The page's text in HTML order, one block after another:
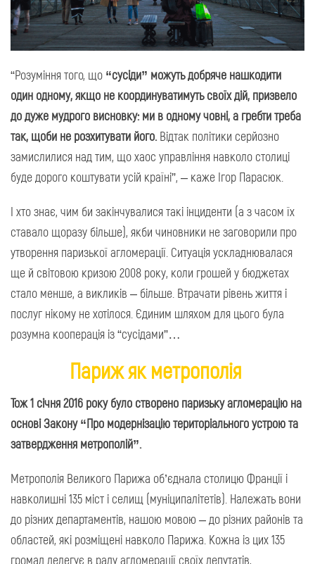
“Розуміння того, що “сусіди” можуть добряче нашкодити
один одному, якщо не координуватимуть своїх дій, призвело
до дуже мудрого висновку: ми в одному човні, а гребти треба
так, щоби не розхитувати його. Відтак політики серйозно
замислилися над тим, що хаос управління навколо столиці
буде дорого коштувати усій країні”, – каже Ігор Парасюк.
І хто знає, чим би закінчувалися такі інциденти (а з часом їх
ставало щоразу більше), якби чиновники не заговорили про
утворення паризької агломерації. Ситуація ускладнювалася
ще й світовою кризою 2008 року, коли грошей у бюджетах
стало менше, а викликів – більше. Втрачати рівень життя і
послуг нікому не хотілося. Єдиним шляхом для цього була
розумна кооперація із “сусідами”…
Париж як метрополія
Тож 1 січня 2016 року було створено паризьку агломерацію на
основі Закону “Про модернізацію територіального устрою та
затвердження метрополій”.
Метрополія Великого Парижа об’єднала столицю Франції і
навколишні 135 міст і селищ (муніципалітетів). Належать вони
до різних департаментів, нашою мовою – до різних районів та
областей, які розміщені навколо Парижа. Кожна із цих 135
громад делегує в раду агломерації своїх депутатів,